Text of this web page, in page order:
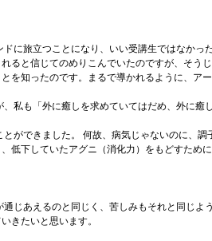
に旅立つことになり、いい受講生ではなか
と信じてのめりこんでいたのですが、そ
知ったのです。まるで導かれるように、ア
私も「外に癒しを求めていてはだめ、外に癒
ができました。 何故、病気じゃないのに
下していたアグニ（消化力）をもどすため
じあえるのと同じく、苦しみもそれと同じ
きたいと思います。